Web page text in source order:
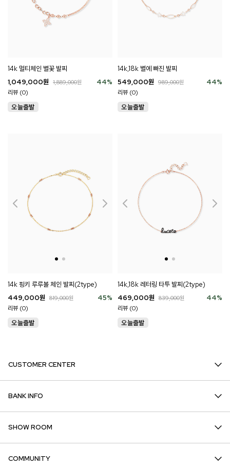
14k 멀티체인 별꽃 발찌
44%
1,049,000원 1,889,000원
리뷰 (0)
14k,18k 별에 빠진 발찌
44%
549,000원 989,000원
리뷰 (0)
14k 핑키 루루볼 체인 발찌(2type)
45%
449,000원 819,000원
리뷰 (0)
14k,18k 레터링 타투 발찌(2type)
44%
469,000원 839,000원
리뷰 (0)
CUSTOMER CENTER
BANK INFO
SHOW ROOM
COMMUNITY